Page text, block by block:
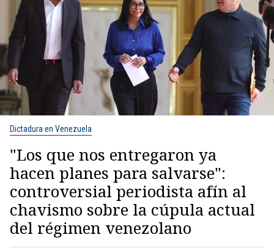
Dictadura en Venezuela
"Los que nos entregaron ya
hacen planes para salvarse":
controversial periodista afín al
chavismo sobre la cúpula actual
del régimen venezolano